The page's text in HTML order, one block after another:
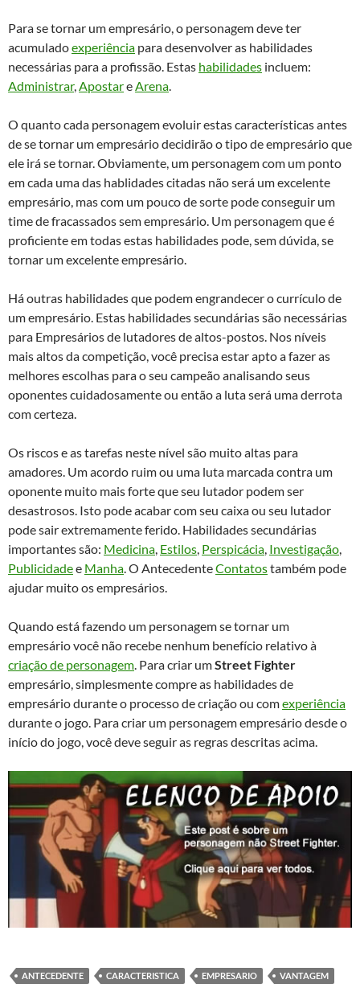
Para se tornar um empresário, o personagem deve ter
acumuladoexperiência para desenvolver as habilidades
necessárias para a profissão. Estas habilidades incluem:
Administrar, Apostare Arena
O quanto cada personagem evoluir estas características antes
de se tornar um empresário decidirão o tipo de empresário que
ele irá se tornar. Obviamente, um personagem com um ponto
em cada uma das hablidades citadas não será um excelente
empresário, mas com um pouco de sorte pode conseguir um
time de fracassados sem empresário. Um personagem que é
proficiente em todas estas habilidades pode, sem dúvida, se
tornar um excelente empresário.
Há outras habilidades que podem engrandecer o currículo de
um empresário. Estas habilidades secundárias são necessárias
para Empresários de lutadores de altos-postos. Nos níveis
mais altos da competição, você precisa estar apto a fazer as
melhores escolhas para o seu campeão analisando seus
oponentes cuidadosamente ou então a luta será uma derrota
com certeza.
Os riscos e as tarefas neste nível são muito altas para
amadores. Um acordo ruim ou uma luta marcada contra um
oponente muito mais forte que seu lutador podem ser
desastrosos. Isto pode acabar com seu caixa ou seu lutador
pode sair extremamente ferido. Habilidades secundárias
importantes são: Medicina Estilos Perspicácia Investigação
Publicidadee Manha . O AntecedenteContatostambém pode
ajudar muito os empresários.
Quando está fazendo um personagem se tornar um
empresário você não recebe nenhum benefício relativo à
criação de personagem . Para criar umStreet Fighter
empresário, simplesmente compre as habilidades de
empresário durante o processo de criação ou comexperiência
durante o jogo. Para criar um personagem empresário desde o
início do jogo, você deve seguir as regras descritas acima.
ANTECEDENTE CARACTERISTICA EMPRESARIO VANTAGEM